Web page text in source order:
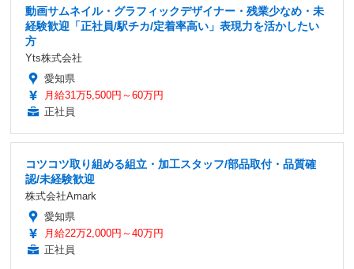
動画サムネイル・グラフィックデザイナー・残業少なめ・未
経験歓迎「正社員/駅チカ/定着率高い」表現力を活かしたい
方
Yts株式会社
愛知県
月給31万5,500円～60万円
正社員
コツコツ取り組める組立・加工スタッフ/部品取付・品質確
認/未経験歓迎
株式会社Amark
愛知県
月給22万2,000円～40万円
正社員